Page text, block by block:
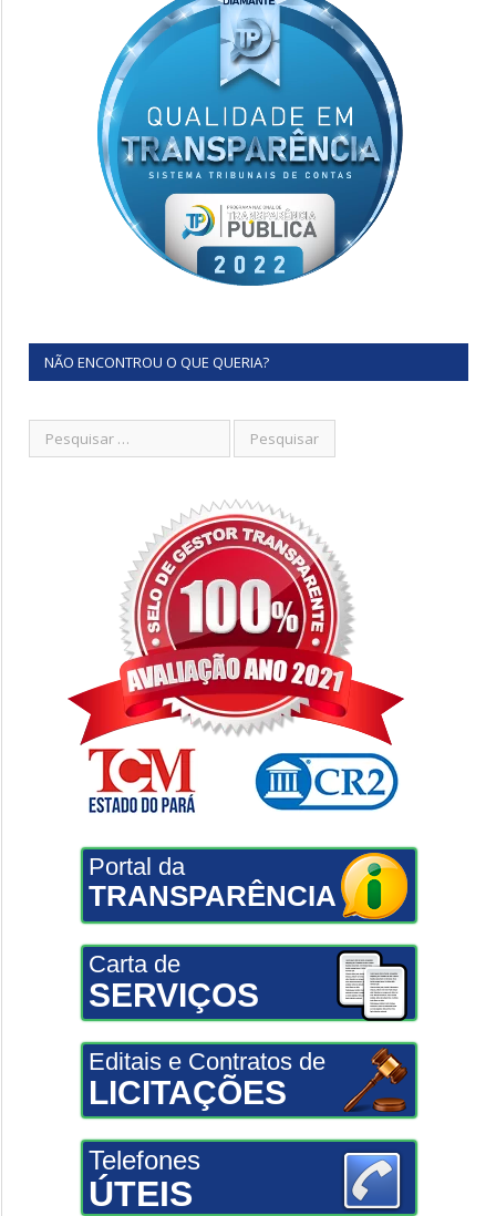
NÃO ENCONTROU O QUE QUERIA?
Portal da
TRANSPARÊNCIA
Carta de
SERVIÇOS
Editais e Contratos de
LICITAÇÕES
Telefones
ÚTEIS